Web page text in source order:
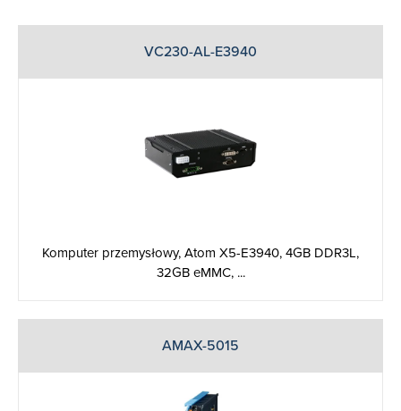
VC230-AL-E3940
Komputer przemysłowy, Atom X5-E3940, 4GB DDR3L,
32GB eMMC, ...
AMAX-5015